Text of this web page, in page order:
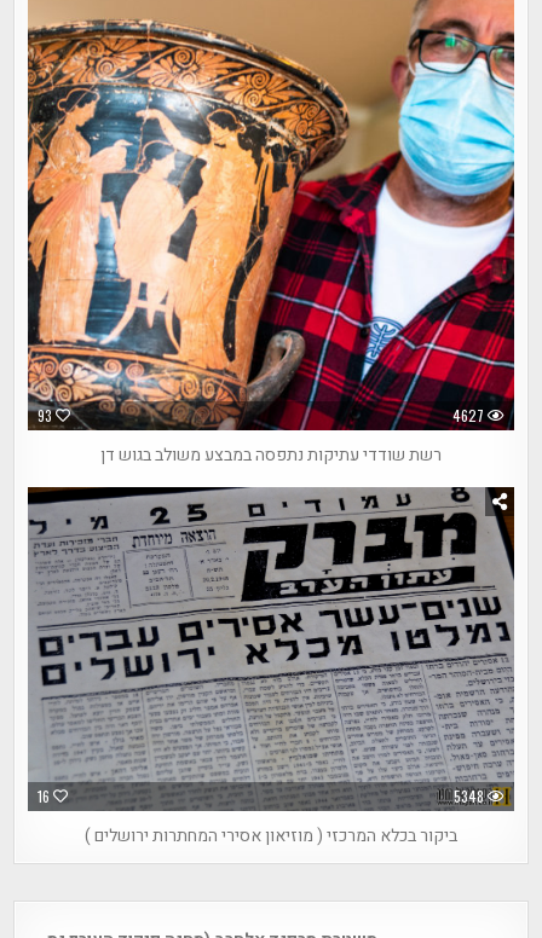
93 4627
רשת שודדי עתיקות נתפסה במבצע משולב בגוש דן
16 5348
ביקור בכלא המרכזי ( מוזיאון אסירי המחתרות ירושלים )